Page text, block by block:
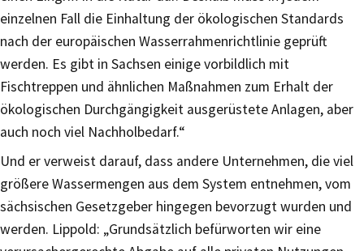
einzelnen Fall die Einhaltung der ökologischen Standards
nach der europäischen Wasserrahmenrichtlinie geprüft
werden. Es gibt in Sachsen einige vorbildlich mit
Fischtreppen und ähnlichen Maßnahmen zum Erhalt der
ökologischen Durchgängigkeit ausgerüstete Anlagen, aber
auch noch viel Nachholbedarf.“
Und er verweist darauf, dass andere Unternehmen, die viel
größere Wassermengen aus dem System entnehmen, vom
sächsischen Gesetzgeber hingegen bevorzugt wurden und
werden. Lippold: „Grundsätzlich befürworten wir eine